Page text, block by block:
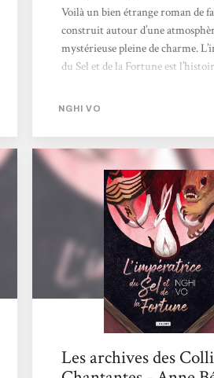
Voilà un bien étrange roman de
construit autour d’une
mystérieuse pleine de charme.
du Sel et de la Fortune est
notamment dans une demeure,
rend Chih, un adelphe venant
ainsi que Presque-Brillante, une
d’animal magique. Sur place, les
une histoire particulièrement.
aussi une rencontre, faisant
autre point de vue : celui de
ancienne servante de In-yo. Lapin
justement,...
NGHI VO
Les archives des